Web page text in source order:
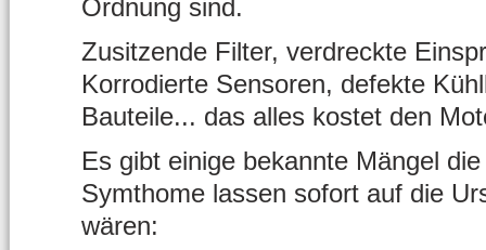
Ordnung sind.
Zusitzende Filter, verdreckte
Korrodierte Sensoren, defekte
Bauteile... das alles kostet den
Es gibt einige bekannte Mängel
Symthome lassen sofort auf die
wären: